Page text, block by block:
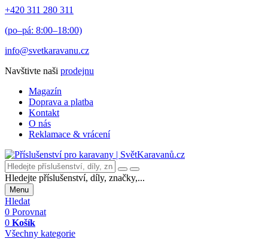
+420 311 280 311
(po–pá: 8:00–18:00)
info@svetkaravanu.cz
Navštivte naši prodejnu
Magazín
Doprava a platba
Kontakt
O nás
Reklamace & vrácení
Hledejte příslušenství, díly, značky,...
Menu
Hledat
0 Porovnat
0 Košík
Všechny kategorie